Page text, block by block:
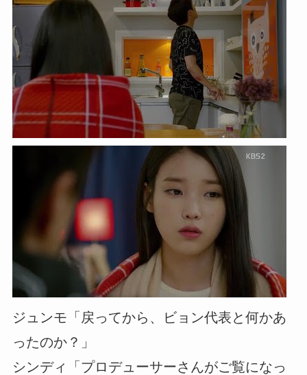
ジュンモ「戻ってから、ビョン代表と何かあ
ったのか？」
シンディ「プロデューサーさんがご覧になっ